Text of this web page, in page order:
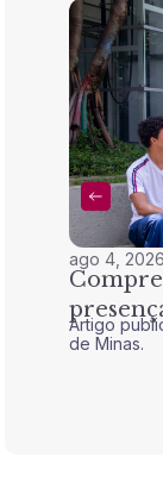
ago 4, 2026
Artigo
de Minas.